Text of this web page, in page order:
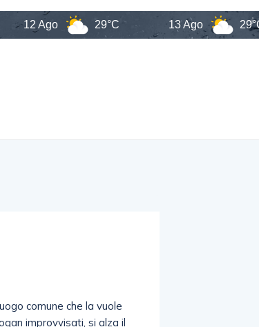
Ago 29°C 13 Ago 29°C
comune che la vuole
improvvisati, si alza il